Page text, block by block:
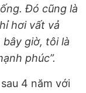
Đó cũng là
hơi vất vả
giờ, tôi là
phúc”.
4 năm với